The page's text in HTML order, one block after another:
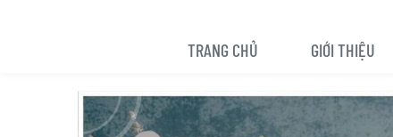
TRANG CHỦ GIỚI THIỆU